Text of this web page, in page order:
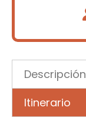
Descripción
Itinerario